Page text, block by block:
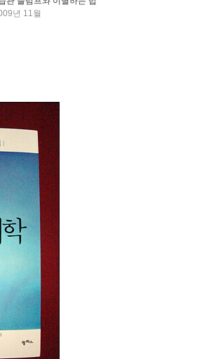
년 11월